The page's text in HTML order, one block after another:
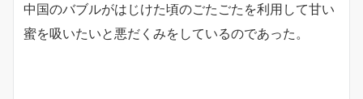
中国のバブルがはじけた頃のごたごたを利用して甘い
蜜を吸いたいと悪だくみをしているのであった。